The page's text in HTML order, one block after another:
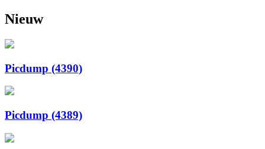
Nieuw
Picdump (4390)
Picdump (4389)